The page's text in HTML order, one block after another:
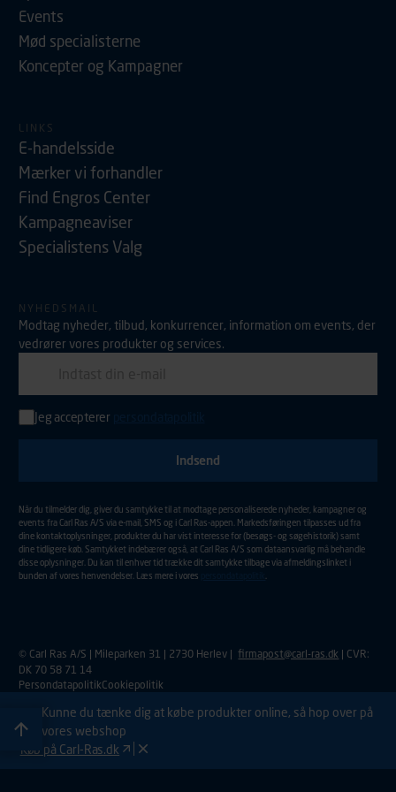
(hjemmeside og app), herunder færden på siderne,
tidspunkt, hvad der klikkes på, sider/indhold der besøges,
browsertype, søgeord, IP-adresse, informationer om
enhedstype (computer, smartphone mv.) samt de
Events
Mød specialisterne
Koncepter og Kampagner
LINKS
E-handelsside
Mærker vi forhandler
Find Engros Center
Kampagneaviser
Specialistens Valg
NYHEDSMAIL
Modtag nyheder, tilbud, konkurrencer, information om events, der
vedrører vores produkter og services.
Indtast din e-mail adresse for at tilmelde dig nyhedsmail.
Jeg accepterer
Når du tilmelder dig, giver du samtykke til at modtage personaliserede nyheder, kampagner og
events fra Carl Ras A/S via e-mail, SMS og i Carl Ras-appen. Markedsføringen tilpasses ud fra
dine kontaktoplysninger, produkter du har vist interesse for (besøgs- og søgehistorik) samt
dine tidligere køb. Samtykket indebærer også, at Carl Ras A/S som dataansvarlig må behandle
disse oplysninger. Du kan til enhver tid trække dit samtykke tilbage via afmeldingslinket i
bunden af vores henvendelser. Læs mere i vores
© Carl Ras A/S | Mileparken 31 | 2730 Herlev |firmapost@carl-ras.dk | CVR:
DK 70 58 71 14
PersondatapolitikCookiepolitik
Kunne du tænke dig at købe produkter online, så hop over på
vores webshop
Køb på Carl-Ras.dk